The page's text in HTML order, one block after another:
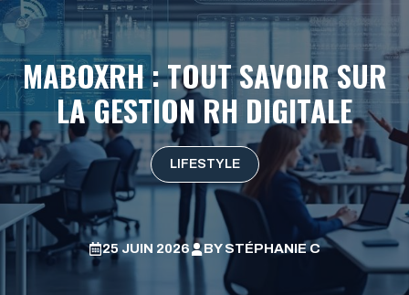
MABOXRH : TOUT SAVOIR SUR
LA GESTION RH DIGITALE
LIFESTYLE
25 JUIN 2026 BYSTÉPHANIE C